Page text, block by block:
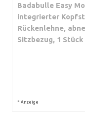
Badabulle Easy
integrierter
Rückenlehne,
Sitzbezug, 1 Stück
* Anzeige